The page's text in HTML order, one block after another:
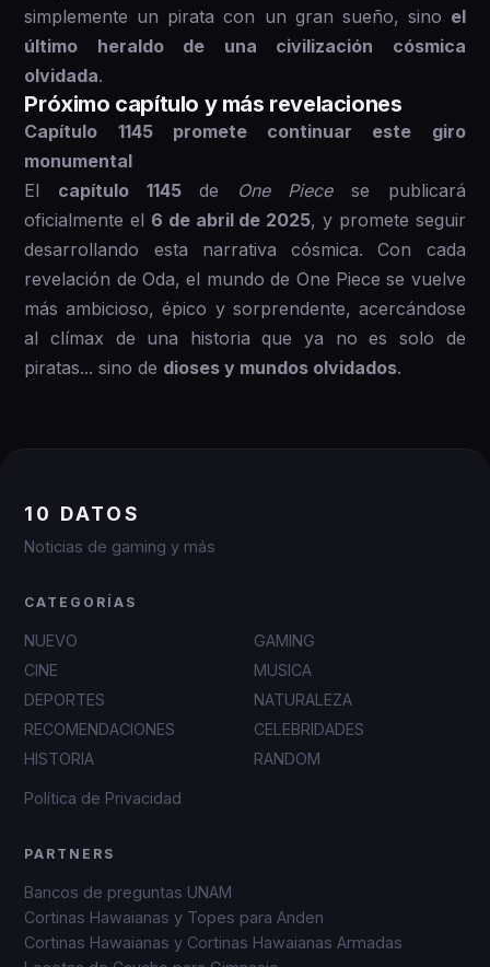
simplemente un pirata con un gran sueño, sino el
último heraldo de una civilización cósmica
olvidada.
Próximo capítulo y más revelaciones
Capítulo 1145 promete continuar este giro
monumental
El capítulo 1145de One Piecese publicará
oficialmente el 6 de abril de 2025, y promete seguir
desarrollando esta narrativa cósmica. Con cada
revelación de Oda, el mundo de One Piece se vuelve
más ambicioso, épico y sorprendente, acercándose
al clímax de una historia que ya no es solo de
piratas... sino de dioses y mundos olvidados.
10 DATOS
Noticias de gaming y más
CATEGORÍAS
NUEVO
GAMING
CINE
MUSICA
DEPORTES
NATURALEZA
RECOMENDACIONES
CELEBRIDADES
HISTORIA
RANDOM
Política de Privacidad
PARTNERS
Bancos de preguntas UNAM
Cortinas Hawaianas y Topes para Anden
Cortinas Hawaianas y Cortinas Hawaianas Armadas